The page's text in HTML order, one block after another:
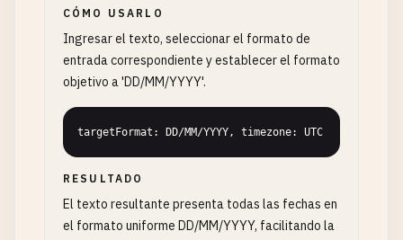
CÓMO USARLO
Ingresar el texto, seleccionar el formato de
entrada correspondiente y establecer el formato
objetivo a 'DD/MM/YYYY'.
targetFormat: DD/MM/YYYY, timezone: UTC
RESULTADO
El texto resultante presenta todas las fechas en
el formato uniforme DD/MM/YYYY, facilitando la